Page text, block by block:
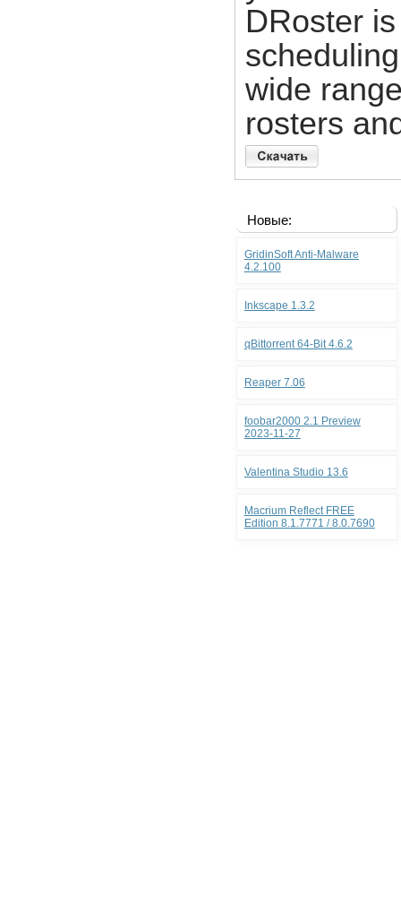
DRoster
wide
rosters
Новые:
GridinSoft Anti-Malware
4.2.100
Inkscape 1.3.2
qBittorrent 64-Bit 4.6.2
Reaper 7.06
foobar2000 2.1 Preview
2023-11-27
Valentina Studio 13.6
Macrium Reflect FREE
Edition 8.1.7771 / 8.0.7690